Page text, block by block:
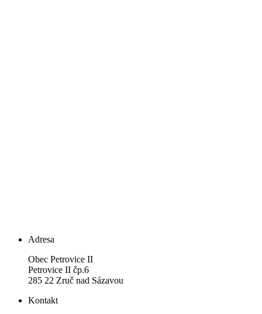
Adresa
Obec Petrovice II
Petrovice II čp.6
285 22 Zruč nad Sázavou
Kontakt